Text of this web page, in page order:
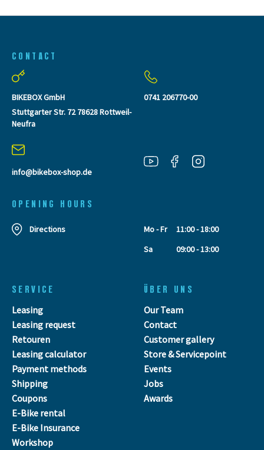
CONTACT
BIKEBOX GmbH
Stuttgarter Str. 72 78628 Rottweil-
Neufra
info@bikebox-shop.de
0741 206770-00
OPENING HOURS
Directions Mo - Fr
11:00 - 18:00
Sa
09:00 - 13:00
SERVICE
Leasing
Leasing request
Retouren
Leasing calculator
Payment methods
Shipping
Coupons
E-Bike rental
E-Bike Insurance
Workshop
ÜBER UNS
Our Team
Contact
Customer gallery
Store & Servicepoint
Events
Jobs
Awards